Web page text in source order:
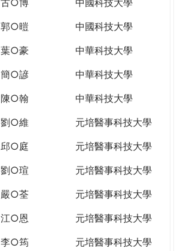
郭○暟
中國科技大學
葉○豪
中華科技大學
簡○諺
中華科技大學
陳○翰
中華科技大學
劉○維
元培醫事科技大學
邱○庭
元培醫事科技大學
劉○瑄
元培醫事科技大學
嚴○荃
元培醫事科技大學
江○恩
元培醫事科技大學
李○筠
元培醫事科技大學